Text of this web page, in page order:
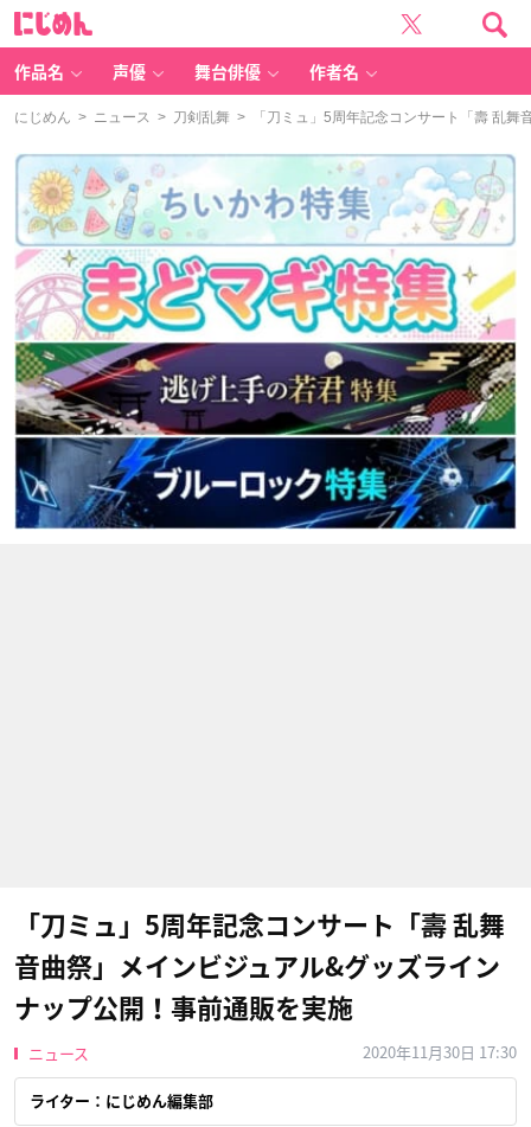
作品名 声優 舞台俳優 作者名
にじめん > ニュース > 刀剣乱舞 > 「刀ミュ」5周年記念コンサート「壽 乱舞
「刀ミュ」5周年記念コンサート「壽 乱舞
音曲祭」メインビジュアル&グッズライン
ナップ公開！事前通販を実施
ニュース 2020年11月30日 17:30
ライター：にじめん編集部